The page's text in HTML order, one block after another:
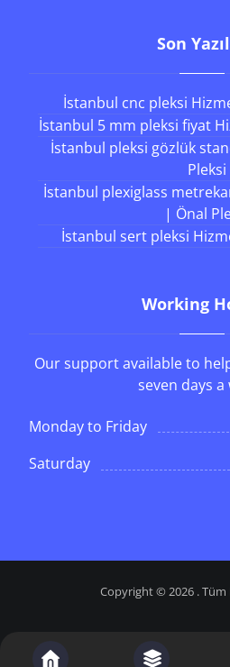
Son
İstanbul cnc pleksi
İstanbul 5 mm pleksi fiyat
İstanbul pleksi gözlük
Pleksi
İstanbul plexiglass
| Önal
İstanbul sert pleksi
Working
Our support available to
seven days a
Monday to Friday
Saturday
Copyright © 2026 . Tüm